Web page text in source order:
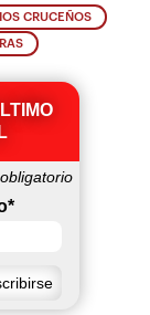
CRUCEÑOS
*